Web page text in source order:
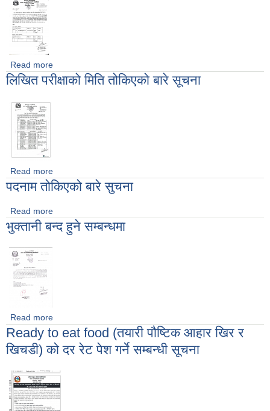
Read more
लिखित परीक्षाको मिति तोकिएको बारे सूचना
Read more
पदनाम तोकिएको बारे सुचना
Read more
भुक्तानी बन्द हुने सम्बन्धमा
Read more
Ready to eat food (तयारी पौष्टिक आहार खिर र
खिचडी) को दर रेट पेश गर्ने सम्बन्धी सूचना